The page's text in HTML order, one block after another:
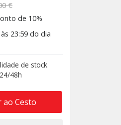
€
de 10%
23:59 do dia
de stock
48h
Cesto